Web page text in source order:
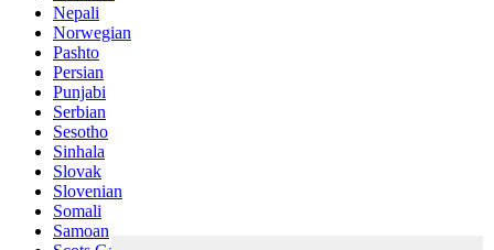
Nepali
Norwegian
Pashto
Persian
Punjabi
Serbian
Sesotho
Sinhala
Slovak
Slovenian
Somali
Samoan